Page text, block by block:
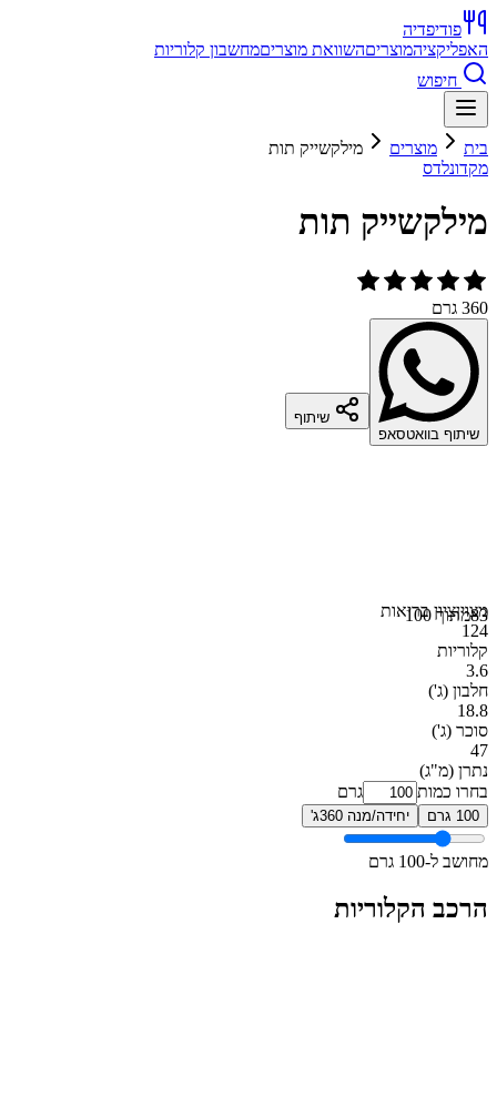
פודיפדיה
האפליקציהמוצריםהשוואת מוצריםמחשבון קלוריות
חיפוש
בית מוצרים
מילקשייק תות
מקדונלדס
מילקשייק תות
360 גרם
שיתוף בוואטסאפ
שיתוף
83מתוך 100מצויןציון בריאות
124
קלוריות
3.6
חלבון (ג')
18.8
סוכר (ג')
47
נתרן (מ"ג)
בחרו כמות
גרם
100 גרם יחידה/מנה 360ג'
מחושב ל-100 גרם
הרכב הקלוריות